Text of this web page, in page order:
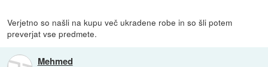
Verjetno so našli na kupu več ukradene robe in so šli potem
preverjat vse predmete.
Mehmed